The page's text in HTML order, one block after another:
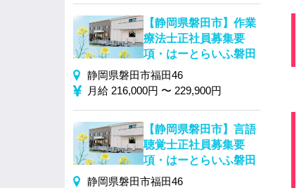
【静岡県磐田市】作業
療法士正社員募集要
項・はーとらいふ磐田
静岡県磐田市福田46
月給 216,000円 〜 229,900円
【静岡県磐田市】言語
聴覚士正社員募集要
項・はーとらいふ磐田
静岡県磐田市福田46